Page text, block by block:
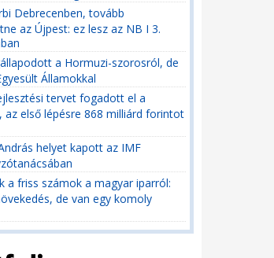
Debrecenben, tovább
az Újpest: ez lesz az NB I 3.
a Hormuzi-szorosról, de
Államokkal
tervet fogadott el a
az első lépésre 868 milliárd forintot
helyet kapott az IMF
a friss számok a magyar iparról:
de van egy komoly